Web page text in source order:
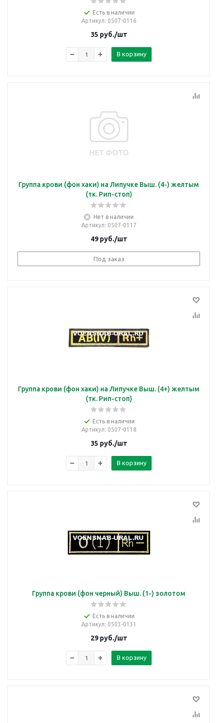
Есть в наличии
Артикул: 0507-0116
35 руб./шт
В корзину
Группа крови (фон хаки) на Липучке Выш. (4-) желтым
(тк. Рип-стоп)
Нет в наличии
Артикул: 0507-0117
49руб./шт
Под заказ
Группа крови (фон хаки) на Липучке Выш. (4+) желтым
(тк. Рип-стоп)
Есть в наличии
Артикул: 0507-0118
35 руб./шт
В корзину
Группа крови (фон черный) Выш. (1-) золотом
Есть в наличии
Артикул: 0503-0131
29руб./шт
В корзину